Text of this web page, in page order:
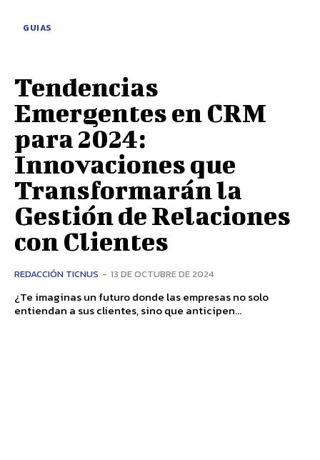
GUIAS
Tendencias
Emergentes en CRM
para 2024:
Innovaciones que
Transformarán la
Gestión de Relaciones
con Clientes
REDACCIÓN TICNUS - 13 DE OCTUBRE DE 2024
¿Te imaginas un futuro donde las empresas no solo
entiendan a sus clientes, sino que anticipen...